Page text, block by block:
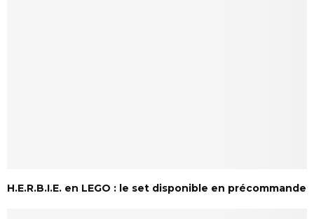
H.E.R.B.I.E. en LEGO : le set disponible en précommande